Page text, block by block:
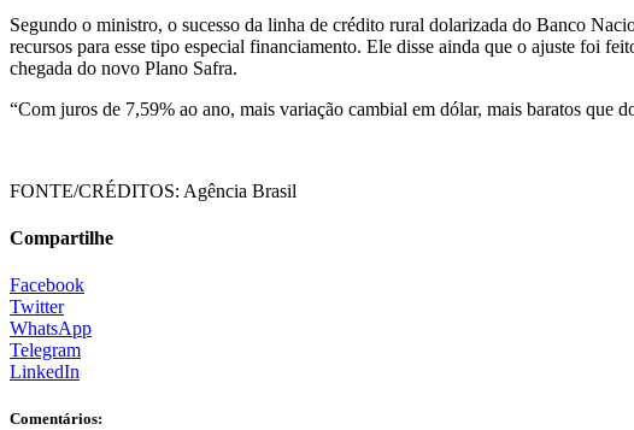
Segundo o ministro, o sucesso da linha de crédito rural dolarizada do Banco
recursos para esse tipo especial financiamento. Ele disse ainda que o ajuste foi
chegada do novo Plano Safra.
“Com juros de 7,59% ao ano, mais variação cambial em dólar, mais baratos que
FONTE/CRÉDITOS: Agência Brasil
Compartilhe
Facebook
Twitter
WhatsApp
Telegram
LinkedIn
Comentários: